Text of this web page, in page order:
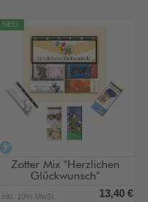
NEU
Zotter Mix "Herzlichen
Glückwunsch"
inkl. 10% MwSt. 13,40 €